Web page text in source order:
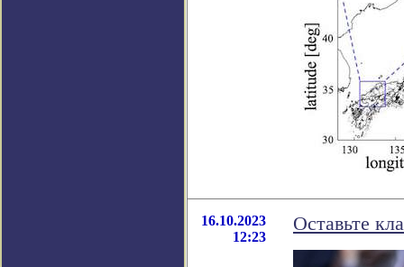
16.10.2023
12:23
Оставьте